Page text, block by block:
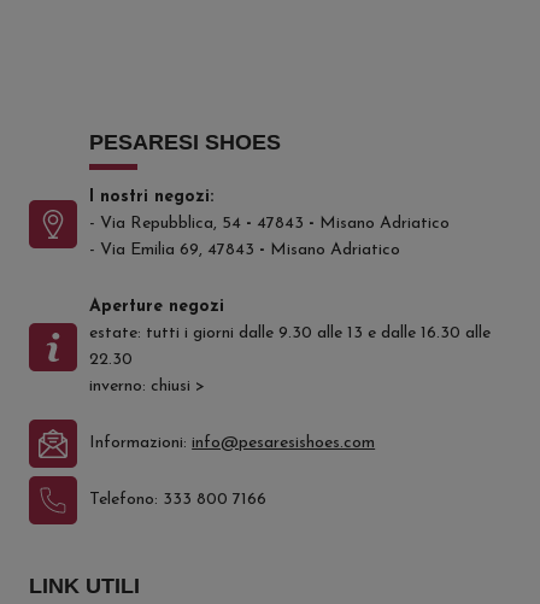
PESARESI SHOES
I nostri negozi:
- Via Repubblica, 54 - 47843 - Misano Adriatico
- Via Emilia 69, 47843 - Misano Adriatico
Aperture negozi
estate: tutti i giorni dalle 9.30 alle 13 e dalle 16.30 alle
22.30
inverno: chiusi >
Informazioni:info@pesaresishoes.com
Telefono: 333 800 7166
LINK UTILI